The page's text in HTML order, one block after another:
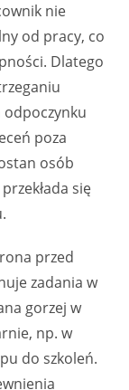
nie
od pracy, co
Dlatego
poza
osób
się
przed
zadania w
gorzej w
np. w
do szkoleń.